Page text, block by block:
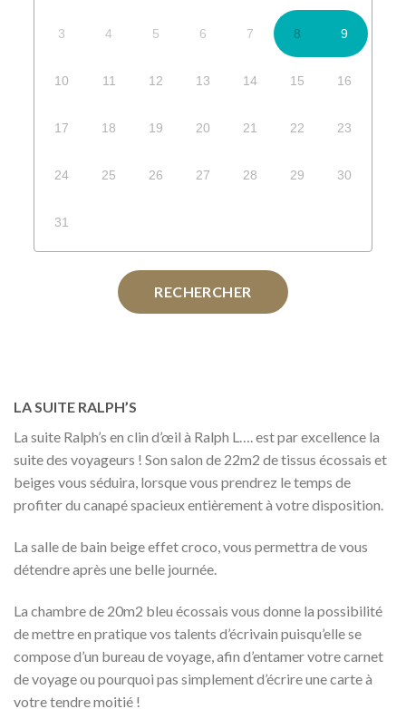
3 4 5 6 7 8 9
10 11 12 13 14 15 16
17 18 19 20 21 22 23
24 25 26 27 28 29 30
31
RECHERCHER
LA SUITE RALPH’S
La suite Ralph’s en clin d’œil à Ralph L…. est par excellence la
suite des voyageurs ! Son salon de 22m2 de tissus écossais et
beiges vous séduira, lorsque vous prendrez le temps de
profiter du canapé spacieux entièrement à votre disposition.
La salle de bain beige effet croco, vous permettra de vous
détendre après une belle journée.
La chambre de 20m2 bleu écossais vous donne la possibilité
de mettre en pratique vos talents d’écrivain puisqu’elle se
compose d’un bureau de voyage, afin d’entamer votre carnet
de voyage ou pourquoi pas simplement d’écrire une carte à
votre tendre moitié !